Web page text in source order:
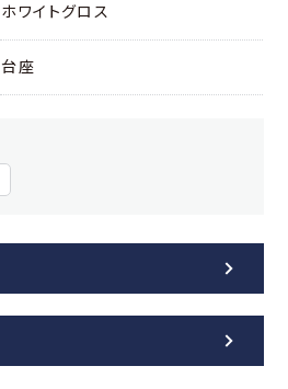
ホワイトグロス
台座